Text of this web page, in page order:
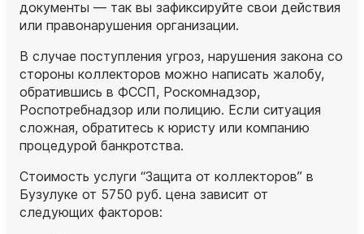
документы — так вы зафиксируйте свои действия
или правонарушения организации.
В случае поступления угроз, нарушения закона со
стороны коллекторов можно написать жалобу,
обратившись в ФССП, Роскомнадзор,
Роспотребнадзор или полицию. Если ситуация
сложная, обратитесь к юристу или компанию
процедурой банкротства.
Стоимость услуги “Защита от коллекторов” в
Бузулуке от 5750 руб. цена зависит от
следующих факторов: